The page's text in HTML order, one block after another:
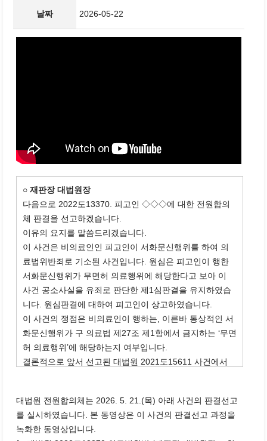
날짜 2026-05-22
○ 재판장 대법원장
다음으로 2022도13370. 피고인 ◇◇◇에 대한 전원합의
체 판결을 선고하겠습니다.
이유의 요지를 말씀드리겠습니다.
이 사건은 비의료인인 피고인이 서화문신행위를 하여 의
료법위반죄로 기소된 사건입니다. 원심은 피고인이 행한
서화문신행위가 무면허 의료행위에 해당한다고 보아 이
사건 공소사실을 유죄로 판단한 제1심판결을 유지하였습
니다. 원심판결에 대하여 피고인이 상고하였습니다.
이 사건의 쟁점은 비의료인이 행하는, 이른바 통상적인 서
화문신행위가 구 의료법 제27조 제1항에서 금지하는 ‘무면
허 의료행위’에 해당하는지 여부입니다.
결론적으로 앞서 선고된 대법원 2021도15611 사건에서
항의 무면허의료행위에 해당하지 않는다는 것이 대법원의
일치된 의견입니다.
그 이유는 집필대법관이 말씀드리겠습니다.
대법원 전원합의체는 2026. 5. 21.(목) 아래 사건의 판결선고
를 실시하였습니다. 본 동영상은 이 사건의 판결선고 과정을
녹화한 동영상입니다.